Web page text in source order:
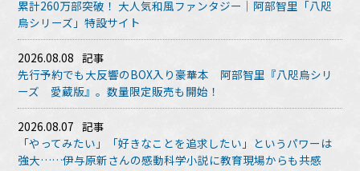
累計260万部突破！ 大人気和風ファンタジー｜阿部智里「八咫
烏シリーズ」特設サイト
2026.08.08 記事
先行予約でも大反響のBOX入り豪華本 阿部智里『八咫烏シリ
ーズ 愛蔵版』。数量限定販売も開始！
2026.08.07 記事
「やってみたい」「好きなことを追求したい」というパワーは
強大……伊与原新さんの感動科学小説に教育現場からも共感